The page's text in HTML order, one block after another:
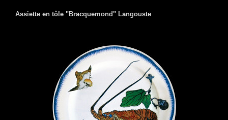
Assiette en tôle "Bracquemond" Langouste